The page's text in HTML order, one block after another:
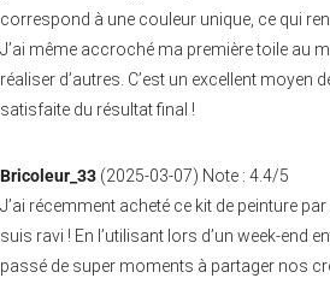
correspond à une couleur unique, ce qui
J’ai même accroché ma première toile au
réaliser d’autres. C’est un excellent moyen
satisfaite du résultat final !
Bricoleur_33 (2025-03-07) Note : 4.4/5
J’ai récemment acheté ce kit de peinture
suis ravi ! En l’utilisant lors d’un week-end
passé de super moments à partager nos